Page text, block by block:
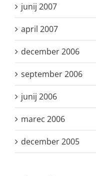
junij 2007
april 2007
december 2006
september 2006
junij 2006
marec 2006
december 2005